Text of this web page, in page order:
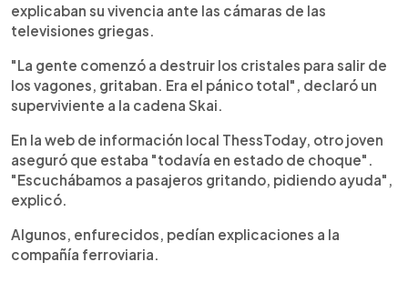
explicaban su vivencia ante las cámaras de las
televisiones griegas.
"La gente comenzó a destruir los cristales para salir de
los vagones, gritaban. Era el pánico total", declaró un
superviviente a la cadena Skai.
En la web de información local ThessToday, otro joven
aseguró que estaba "todavía en estado de choque".
"Escuchábamos a pasajeros gritando, pidiendo ayuda",
explicó.
Algunos, enfurecidos, pedían explicaciones a la
compañía ferroviaria.